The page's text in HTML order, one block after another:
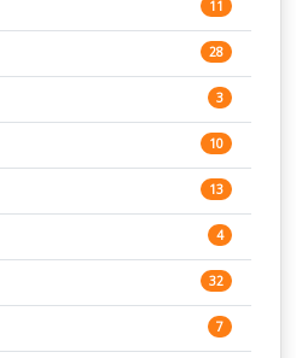
169
7
4
133
146
231
134
2
11
28
3
10
13
4
32
7